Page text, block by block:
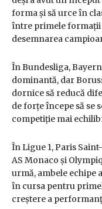
forma și să urce în
între primele formații
desemnarea
În Bundesliga,
dominantă, dar
dornice să reducă
de forțe începe să se
competiție mai
În Ligue 1, Paris
AS Monaco și
urmă, ambele echipe
în cursa pentru
creștere a